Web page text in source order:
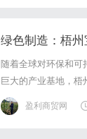
绿色制造：梧
随着全球对环保和可
巨大的产业基地，梧
了全球宝石加工行
部建立了集中的污水
盈利商贸网